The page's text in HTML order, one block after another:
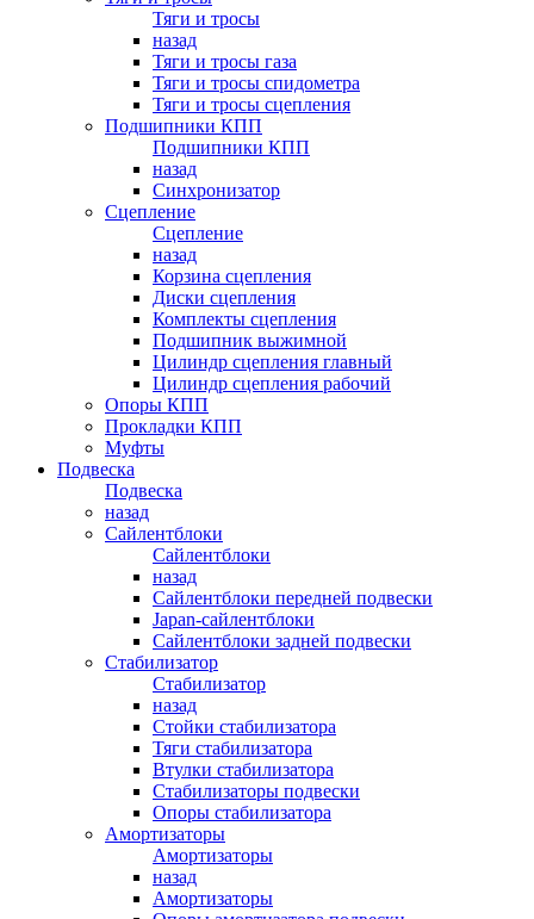
Тяги и тросы
назад
Тяги и тросы газа
Тяги и тросы спидометра
Тяги и тросы сцепления
Подшипники КПП
Подшипники КПП
назад
Синхронизатор
Сцепление
Сцепление
назад
Корзина сцепления
Диски сцепления
Комплекты сцепления
Подшипник выжимной
Цилиндр сцепления главный
Цилиндр сцепления рабочий
Опоры КПП
Прокладки КПП
Муфты
Подвеска
Подвеска
назад
Сайлентблоки
Сайлентблоки
назад
Сайлентблоки передней подвески
Japan-сайлентблоки
Сайлентблоки задней подвески
Стабилизатор
Стабилизатор
назад
Стойки стабилизатора
Тяги стабилизатора
Втулки стабилизатора
Стабилизаторы подвески
Опоры стабилизатора
Амортизаторы
Амортизаторы
назад
Амортизаторы